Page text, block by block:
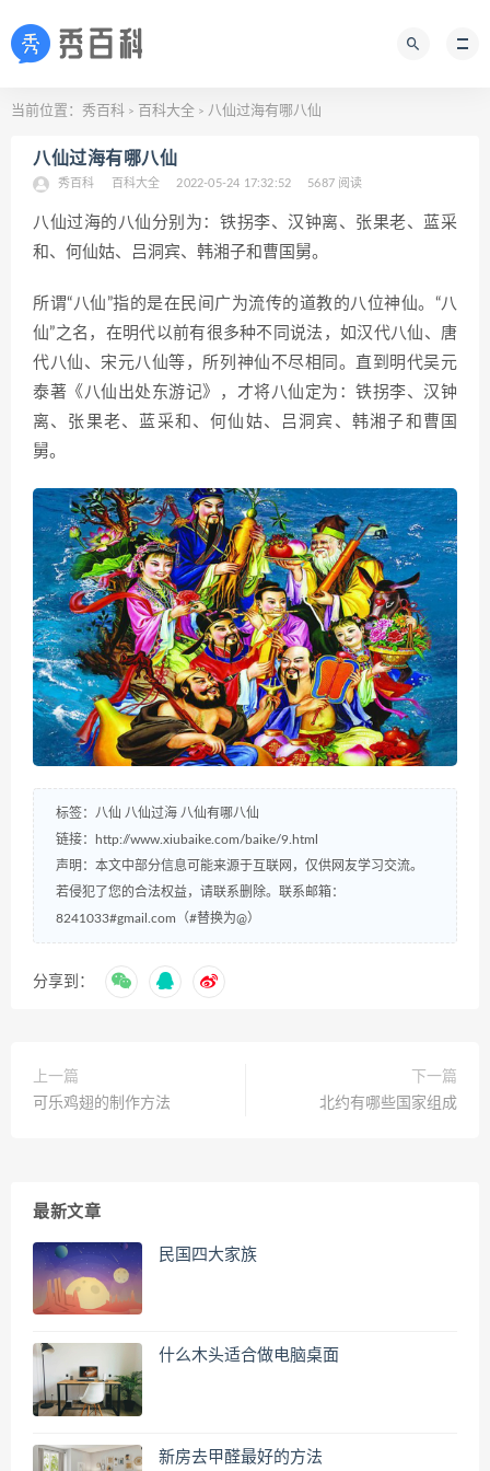
当前位置： 秀百科 > 百科大全 > 八仙过海有哪八仙
八仙过海有哪八仙
秀百科 百科大全 2022-05-24 17:32:52 5687 阅读
八仙过海的八仙分别为：铁拐李、汉钟离、张果老、蓝采
和、何仙姑、吕洞宾、韩湘子和曹国舅。
所谓“八仙”指的是在民间广为流传的道教的八位神仙。“八
仙”之名，在明代以前有很多种不同说法，如汉代八仙、唐
代八仙、宋元八仙等，所列神仙不尽相同。直到明代吴元
泰著《八仙出处东游记》，才将八仙定为：铁拐李、汉钟
离、张果老、蓝采和、何仙姑、吕洞宾、韩湘子和曹国
舅。
标签： 八仙 八仙过海 八仙有哪八仙
链接：
http://www.xiubaike.com/baike/9.html
声明：本文中部分信息可能来源于互联网，仅供网友学习交流。
若侵犯了您的合法权益，请联系删除。联系邮箱：
8241033#gmail.com（#替换为@）
分享到：
上一篇
可乐鸡翅的制作方法
下一篇
北约有哪些国家组成
最新文章
民国四大家族
什么木头适合做电脑桌面
新房去甲醛最好的方法